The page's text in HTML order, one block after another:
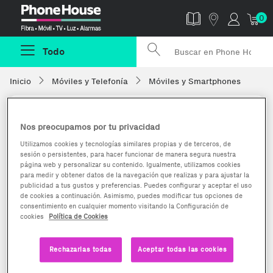
0
Todo
Inicio Móviles y Telefonía Móviles y Smartphones
Nos preocupamos por tu privacidad
Utilizamos cookies y tecnologías similares propias y de terceros, de
sesión o persistentes, para hacer funcionar de manera segura nuestra
página web y personalizar su contenido. Igualmente, utilizamos cookies
para medir y obtener datos de la navegación que realizas y para ajustar la
publicidad a tus gustos y preferencias. Puedes configurar y aceptar el uso
de cookies a continuación. Asimismo, puedes modificar tus opciones de
consentimiento en cualquier momento visitando la Configuración de
cookies
Política de Cookies
Rechazarlas todas Aceptar todas las cookies